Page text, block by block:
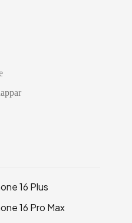
16 Plus
16 Pro Max